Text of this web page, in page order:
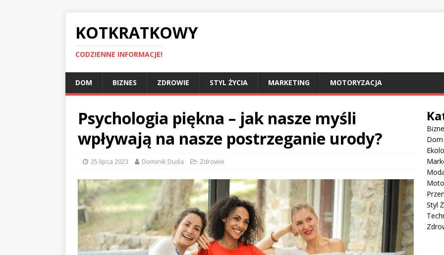
KOTKRATKOWY
CODZIENNE INFORMACJE!
DOM BIZNES ZDROWIE STYL ŻYCIA MARKETING MOTORYZACJA
Psychologia piękna – jak nasze myśli
wpływają na nasze postrzeganie urody?
25 lipca 2023 Dominik Duda Zdrowie
Dom
Styl